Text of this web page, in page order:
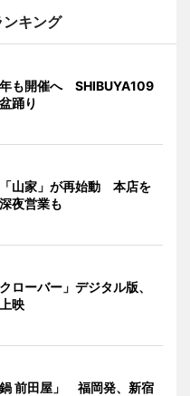
キング
年も開催へ SHIBUYA109
踊り
山家」が再始動 本店を
夜営業も
ローバー」デジタル版、
映
前田屋」 福岡発、新宿